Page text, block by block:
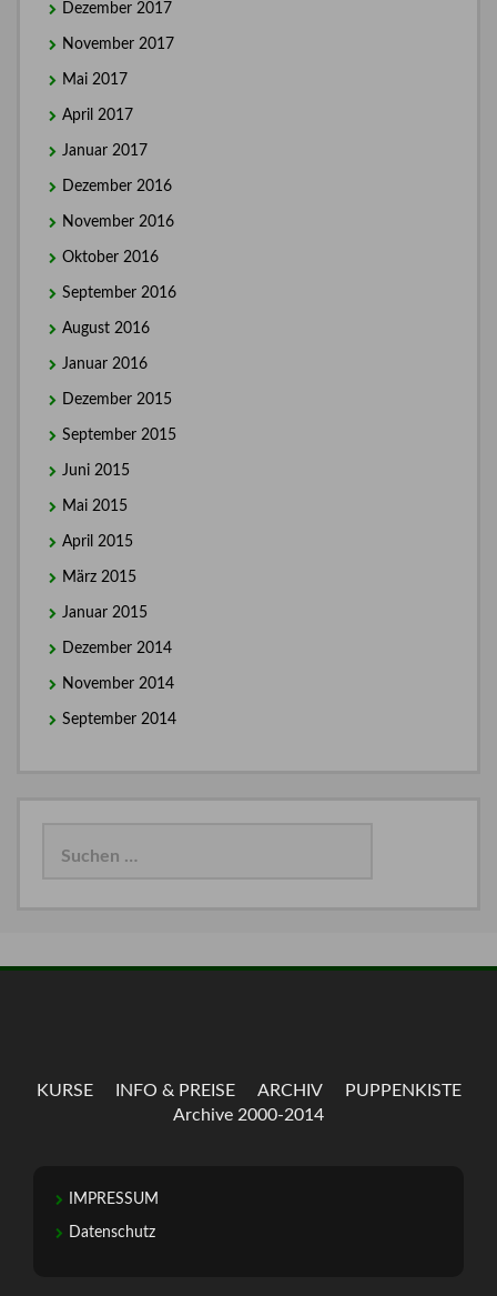
Dezember 2017
November 2017
Mai 2017
April 2017
Januar 2017
Dezember 2016
November 2016
Oktober 2016
September 2016
August 2016
Januar 2016
Dezember 2015
September 2015
Juni 2015
Mai 2015
April 2015
März 2015
Januar 2015
Dezember 2014
November 2014
September 2014
KURSE INFO & PREISE ARCHIV
PUPPENKISTE
Archive 2000-2014
IMPRESSUM
Datenschutz